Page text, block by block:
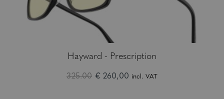
Hayward - Prescription
325.00 € 260,00 incl. VAT